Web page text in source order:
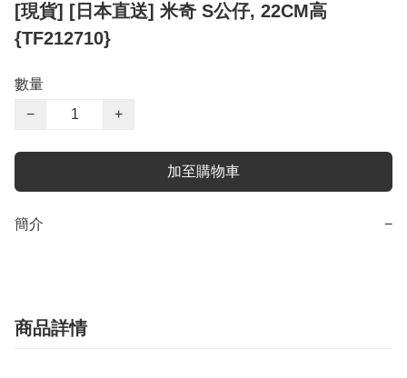
[現貨] [日本直送] 米奇 S公仔, 22CM高
{TF212710}
數量
−
+
加至購物車
簡介 −
商品詳情